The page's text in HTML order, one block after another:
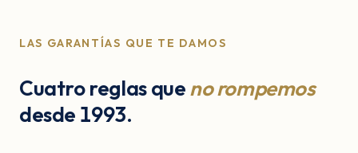
LAS GARANTÍAS QUE TE DAMOS
Cuatro reglas queno rompemos
desde 1993.